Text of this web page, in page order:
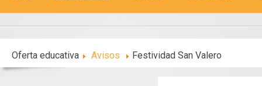
Oferta educativa Avisos Festividad San Valero